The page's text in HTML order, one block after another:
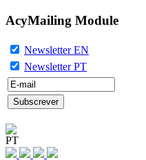
AcyMailing Module
Newsletter EN
Newsletter PT
PT